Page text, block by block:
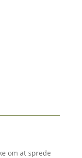
om at sprede